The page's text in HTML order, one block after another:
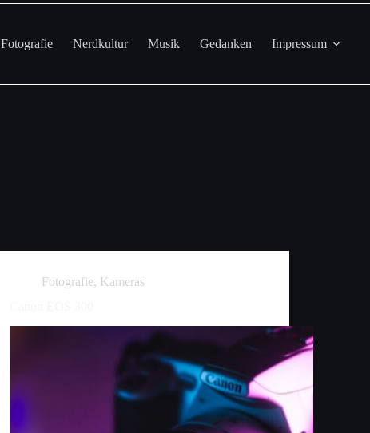
Fotografie Nerdkultur Musik Gedanken Impressum
Fotografie, Kameras